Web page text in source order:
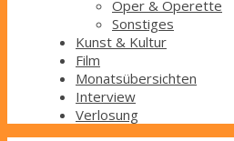
Oper & Operette
Sonstiges
Kunst & Kultur
Film
Monatsübersichten
Interview
Verlosung